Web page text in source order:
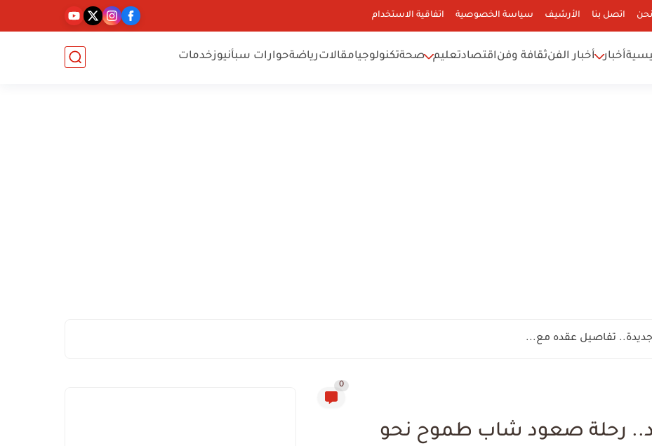
اتصل بنا الأرشيف سياسة الخصوصية اتفاقية الاستخدام
أخبار أخبار الفنثقافة وفناقتصادتعليم صحةتكنولوجيامقالاترياضةحوارات سبأنيوزخدمات
تفاصيل عقده مع...
0
رحلة صعود شاب طموح نحو